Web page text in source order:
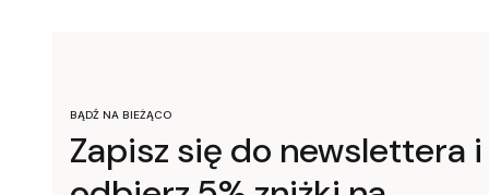
BĄDŹ NA BIEŻĄCO
Zapisz się do newslettera i